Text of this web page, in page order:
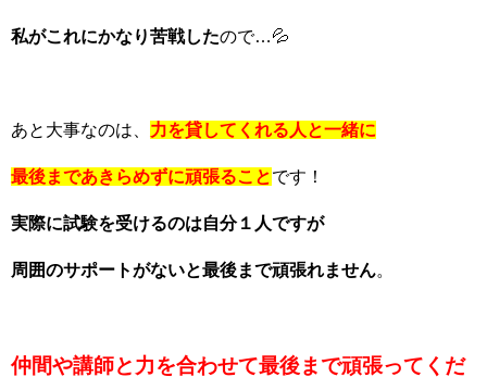
私がこれにかなり苦戦したので…💦
あと大事なのは、 力を貸してくれる人と一緒に
最後まであきらめずに頑張ることです！
実際に試験を受けるのは自分１人ですが
周囲のサポートがないと最後まで頑張れません。
仲間や講師と力を合わせて最後まで頑張ってくだ